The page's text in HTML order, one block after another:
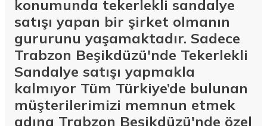
konumunda tekerlekli sandalye
satışı yapan bir şirket olmanın
gururunu yaşamaktadır. Sadece
Trabzon Beşikdüzü'nde Tekerlekli
Sandalye satışı yapmakla
kalmıyor Tüm Türkiye’de bulunan
müşterilerimizi memnun etmek
adına Trabzon Beşikdüzü'nde özel